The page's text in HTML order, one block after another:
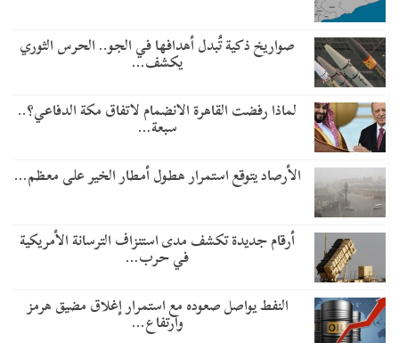
صواريخ ذكية تُبدل أهدافها في الجو.. الحرس الثوري
يكشف…
لماذا رفضت القاهرة الانضمام لاتفاق مكة الدفاعي؟..
سبعة…
الأرصاد يتوقع استمرار هطول أمطار الخير على معظم…
أرقام جديدة تكشف مدى استنزاف الترسانة الأمريكية
في حرب…
النفط يواصل صعوده مع استمرار إغلاق مضيق هرمز
وارتفاع…